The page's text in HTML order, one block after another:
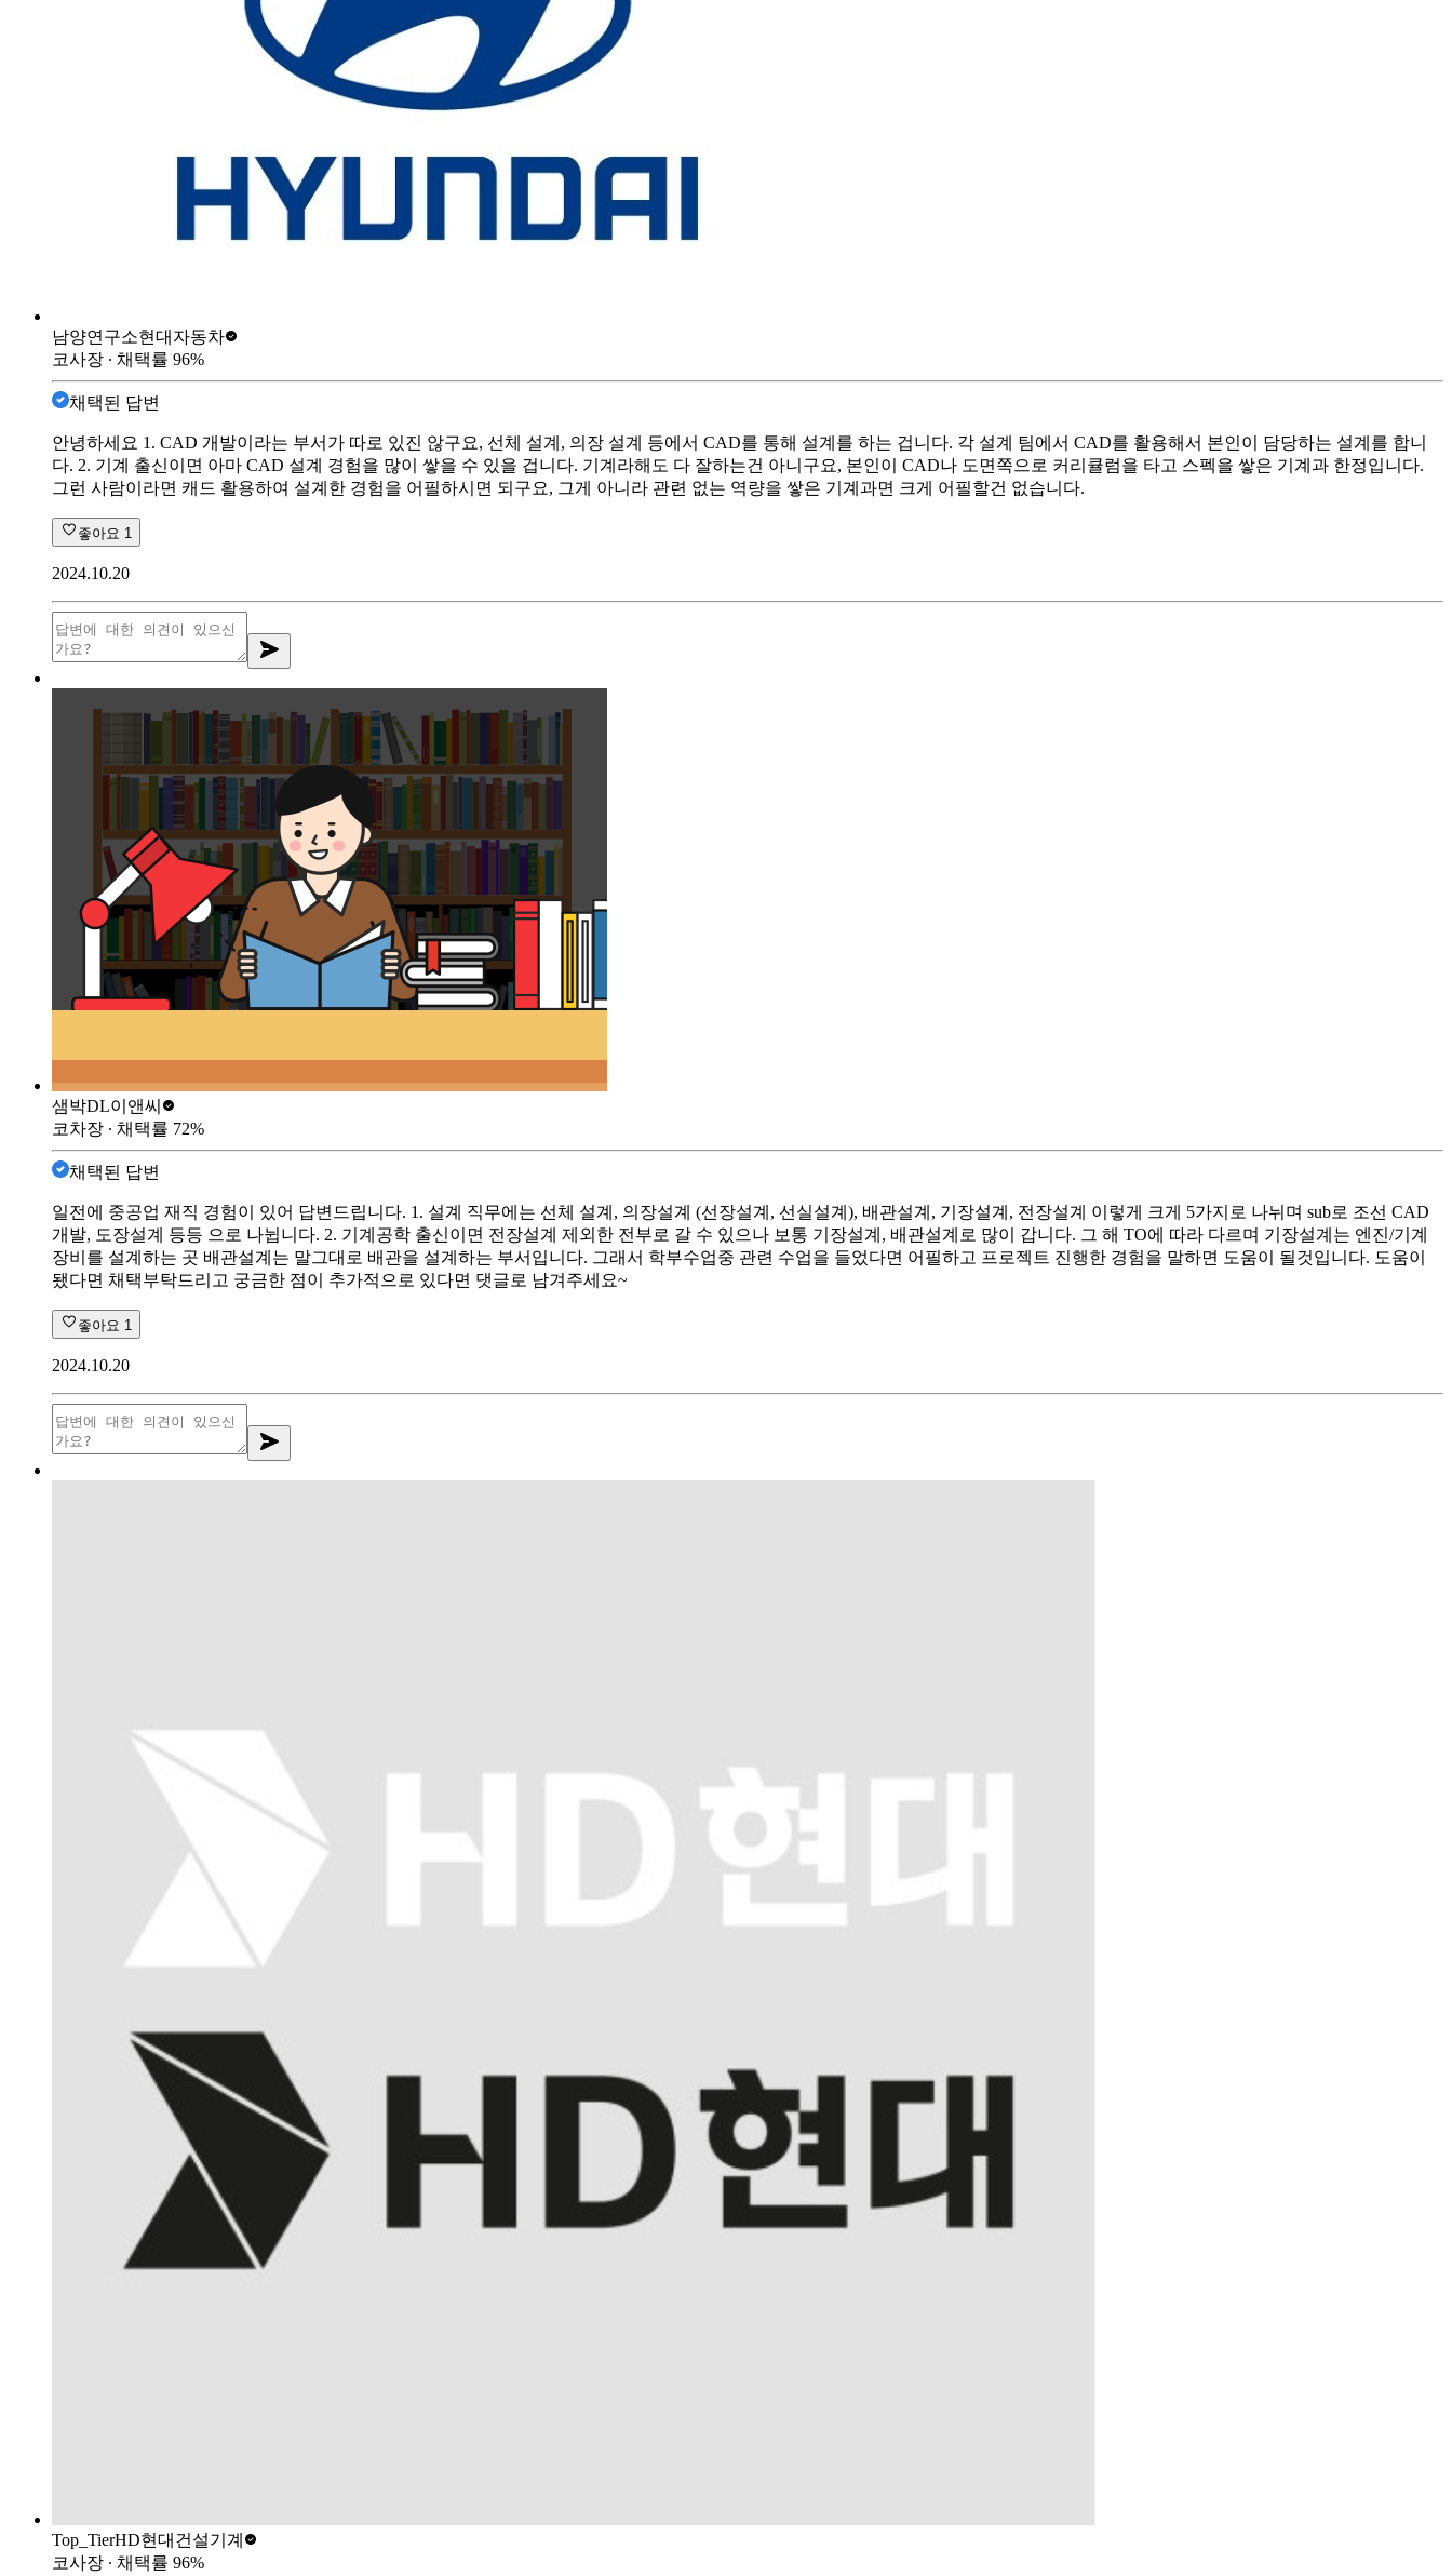
남양연구소현대자동차
코사장 ∙ 채택률 96%
채택된 답변
안녕하세요 1. CAD 개발이라는 부서가 따로 있진 않구요, 선체 설계, 의장 설계 등에서 CAD를 통해 설계를 하는 겁니다. 각 설계 팀에서 CAD를 활용해서 본인이 담당하는 설계를 합니
다. 2. 기계 출신이면 아마 CAD 설계 경험을 많이 쌓을 수 있을 겁니다. 기계라해도 다 잘하는건 아니구요, 본인이 CAD나 도면쪽으로 커리큘럼을 타고 스펙을 쌓은 기계과 한정입니다.
그런 사람이라면 캐드 활용하여 설계한 경험을 어필하시면 되구요, 그게 아니라 관련 없는 역량을 쌓은 기계과면 크게 어필할건 없습니다.
좋아요 1
2024.10.20
샘박DL이앤씨
코차장 ∙ 채택률 72%
채택된 답변
일전에 중공업 재직 경험이 있어 답변드립니다. 1. 설계 직무에는 선체 설계, 의장설계 (선장설계, 선실설계), 배관설계, 기장설계, 전장설계 이렇게 크게 5가지로 나뉘며 sub로 조선 CAD
개발, 도장설계 등등 으로 나뉩니다. 2. 기계공학 출신이면 전장설계 제외한 전부로 갈 수 있으나 보통 기장설계, 배관설계로 많이 갑니다. 그 해 TO에 따라 다르며 기장설계는 엔진/기계
장비를 설계하는 곳 배관설계는 말그대로 배관을 설계하는 부서입니다. 그래서 학부수업중 관련 수업을 들었다면 어필하고 프로젝트 진행한 경험을 말하면 도움이 될것입니다. 도움이
됐다면 채택부탁드리고 궁금한 점이 추가적으로 있다면 댓글로 남겨주세요~
좋아요 1
2024.10.20
Top_TierHD현대건설기계
코사장 ∙ 채택률 96%